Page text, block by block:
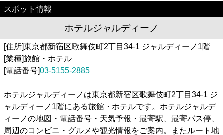
スポット情報
ホテルジャルディーノ
[住所]東京都新宿区歌舞伎町2丁目34-1 ジャルディーノ1階
[業種]旅館・ホテル
[電話番号]03-5155-2885
ホテルジャルディーノは東京都新宿区歌舞伎町2丁目34-1 ジ
ャルディーノ1階にある旅館・ホテルです。ホテルジャルデ
ィーノの地図・電話番号・天気予報・最寄駅、最寄バス停、
周辺のコンビニ・グルメや観光情報をご案内。またルート地